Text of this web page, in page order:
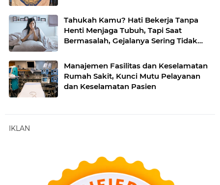
Tahukah Kamu? Hati Bekerja Tanpa
Henti Menjaga Tubuh, Tapi Saat
Bermasalah, Gejalanya Sering Tidak
Manajemen Fasilitas dan Keselamatan
Rumah Sakit, Kunci Mutu Pelayanan
dan Keselamatan Pasien
IKLAN